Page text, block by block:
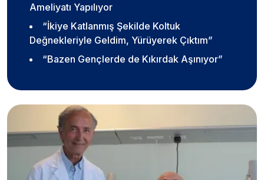
Ameliyatı Yapılıyor
“İkiye Katlanmış Şekilde Koltuk
Değnekleriyle Geldim, Yürüyerek Çıktım”
“Bazen Gençlerde de Kıkırdak Aşınıyor”